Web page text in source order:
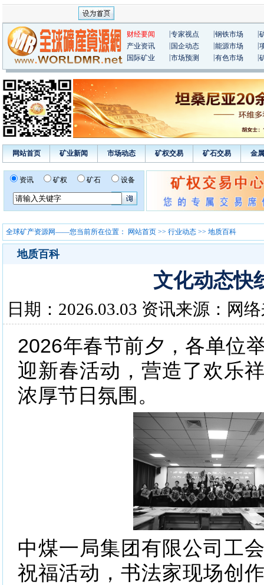
财经要闻 专家视点 钢铁市场
产业资讯
国企动态 能源市场
国际矿业
市场预测 有色市场
网站首页 矿业新闻 市场动态 矿权交易 矿石交易 金
资讯 矿权 矿石 设备
全球矿产资源网——您当前所在位置： 网站首页 >> 行业动态 >> 地质百科
地质百科
文化动态快
日期：2026.03.03 资讯来源：网
2026年春节前夕，各单位
迎新春活动，营造了欢乐
浓厚节日氛围。
中煤一局集团有限公司工
祝福活动，书法家现场创